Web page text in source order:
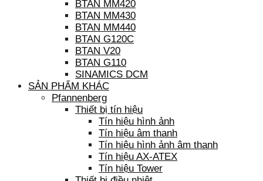
BTAN MM420
BTAN MM430
BTAN MM440
BTAN G120C
BTAN V20
BTAN G110
SINAMICS DCM
SẢN PHẨM KHÁC
Pfannenberg
Thiết bị tín hiệu
Tín hiệu hình ảnh
Tín hiệu âm thanh
Tín hiệu hình ảnh âm thanh
Tín hiệu AX-ATEX
Tín hiệu Tower